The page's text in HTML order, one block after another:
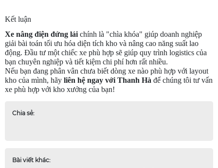
Kết luận
Xe nâng điện đứng lái chính là "chìa khóa" giúp doanh nghiệp
giải bài toán tối ưu hóa diện tích kho và nâng cao năng suất lao
động. Đầu tư một chiếc xe phù hợp sẽ giúp quy trình logistics của
bạn chuyên nghiệp và tiết kiệm chi phí hơn rất nhiều.
Nếu bạn đang phân vân chưa biết dòng xe nào phù hợp với layout
kho của mình, hãy liên hệ ngay với Thanh Hà để chúng tôi tư vấn
xe phù hợp với kho xưởng của bạn!
Chia sẻ:
Bài viết khác: